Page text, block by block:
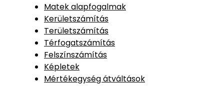
Matek alapfogalmak
Kerületszámítás
Területszámítás
Térfogatszámítás
Felszínszámítás
Képletek
Mértékegység átváltások